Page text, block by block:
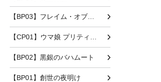
【BP02】黒銀のバハムート
【BP01】創世の夜明け